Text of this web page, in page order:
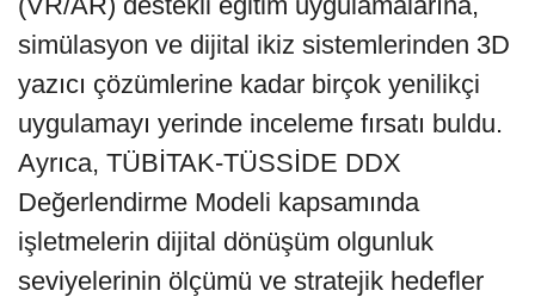
simülasyon ve dijital ikiz sistemlerinden 3D
yazıcı çözümlerine kadar birçok yenilikçi
uygulamayı yerinde inceleme fırsatı buldu.
Ayrıca, TÜBİTAK-TÜSSİDE DDX
Değerlendirme Modeli kapsamında
işletmelerin dijital dönüşüm olgunluk
seviyelerinin ölçümü ve stratejik hedefler